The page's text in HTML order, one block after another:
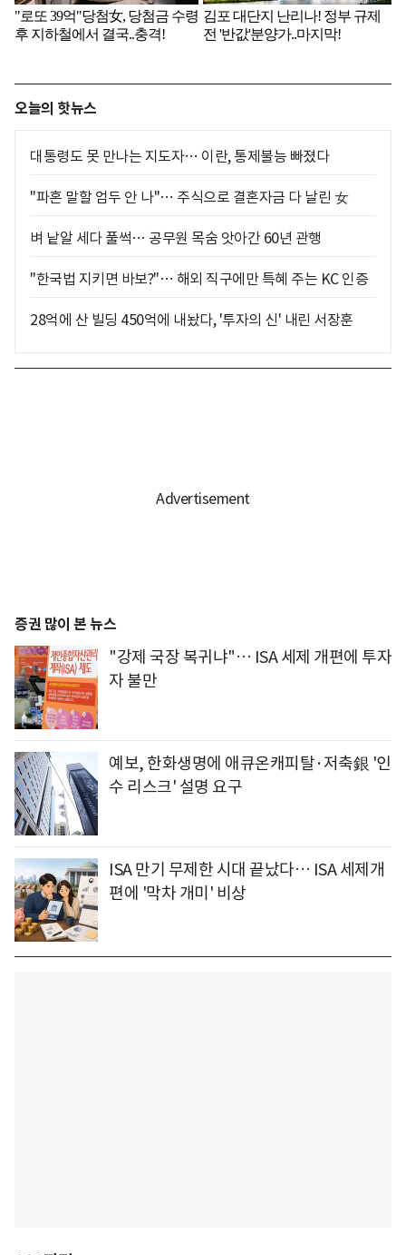
오늘의 핫뉴스
대통령도 못 만나는 지도자… 이란, 통제불능 빠졌다
"파혼 말할 엄두 안 나"… 주식으로 결혼자금 다 날린 女
벼 낱알 세다 풀썩… 공무원 목숨 앗아간 60년 관행
"한국법 지키면 바보?"… 해외 직구에만 특혜 주는 KC 인증
28억에 산 빌딩 450억에 내놨다, '투자의 신' 내린 서장훈
증권 많이 본 뉴스
"강제 국장 복귀냐"… ISA 세제 개편에 투자
자 불만
예보, 한화생명에 애큐온캐피탈·저축銀 '인
수 리스크' 설명 요구
ISA 만기 무제한 시대 끝났다… ISA 세제개
편에 '막차 개미' 비상